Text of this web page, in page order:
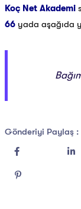
Koç Net Akademi
66 yada aşağıda
Gönderiyi Paylaş :